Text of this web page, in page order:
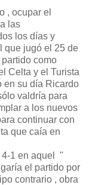
, ocupar el
las
los días y
que jugó el 25 de
como
Celta y el Turista
en su día Ricardo
valdría para
a los nuevos
continuar con
que caía en
4-1 en aquel "
el partido por
contrario , obra